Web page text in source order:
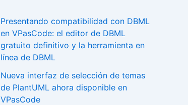
Presentando compatibilidad con DBML
en VPasCode: el editor de DBML
gratuito definitivo y la herramienta en
línea de DBML
Nueva interfaz de selección de temas
de PlantUML ahora disponible en
VPasCode